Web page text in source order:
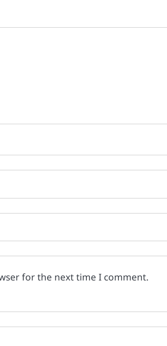
for the next time I comment.